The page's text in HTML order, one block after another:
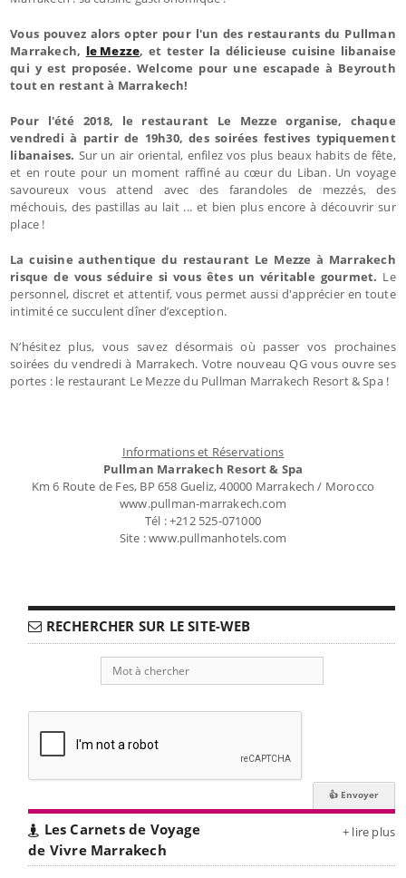
Vous pouvez alors opter pour l'un des restaurants du Pullman
Marrakech, le Mezze, et tester la délicieuse cuisine libanaise
qui y est proposée. Welcome pour une escapade à Beyrouth
tout en restant à Marrakech!
Pour l'été 2018, le restaurant Le Mezze organise, chaque
vendredi à partir de 19h30, des soirées festives typiquement
libanaises. Sur un air oriental, enfilez vos plus beaux habits de fête,
et en route pour un moment raffiné au cœur du Liban. Un voyage
savoureux vous attend avec des farandoles de mezzés, des
méchouis, des pastillas au lait ... et bien plus encore à découvrir sur
place !
La cuisine authentique du restaurant Le Mezze à Marrakech
risque de vous séduire si vous êtes un véritable gourmet. Le
personnel, discret et attentif, vous permet aussi d'apprécier en toute
intimité ce succulent dîner d’exception.
N’hésitez plus, vous savez désormais où passer vos prochaines
soirées du vendredi à Marrakech. Votre nouveau QG vous ouvre ses
portes : le restaurant Le Mezze du Pullman Marrakech Resort & Spa !
Informations et Réservations
Pullman Marrakech Resort & Spa
Km 6 Route de Fes, BP 658 Gueliz, 40000 Marrakech / Morocco
www.pullman-marrakech.com
Tél : +212 525-071000
Site : www.pullmanhotels.com
RECHERCHER SUR LE SITE-WEB
Les Carnets de Voyage
de Vivre Marrakech
+ lire plus